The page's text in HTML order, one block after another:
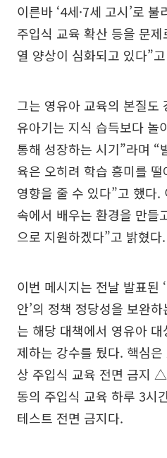
이른바 ‘4세·7세 고시’로
주입식 교육 확산 등을 문
열 양상이 심화되고 있다”
그는 영유아 교육의 본질도
유아기는 지식 습득보다 놀
통해 성장하는 시기”라며 “
육은 오히려 학습 흥미를
영향을 줄 수 있다”고 했다.
속에서 배우는 환경을 만들
으로 지원하겠다”고 밝혔다.
이번 메시지는 전날 발표된
안’의 정책 정당성을 보완
는 해당 대책에서 영유아
제하는 강수를 뒀다. 핵심
상 주입식 교육 전면 금지
동의 주입식 교육 하루 3시
테스트 전면 금지다.